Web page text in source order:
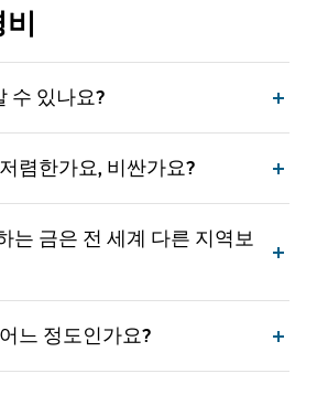
수 있나요?
렴한가요, 비싼가요?
는 금은 전 세계 다른 지역보
느 정도인가요?